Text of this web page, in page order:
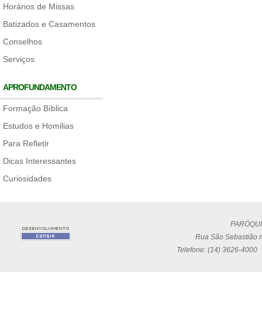
Horários de Missas
Batizados e Casamentos
Conselhos
Serviços
APROFUNDAMENTO
Formação Bíblica
Estudos e Homilias
Para Refletir
Dicas Interessantes
Curiosidades
Rua São Sebastião
Telefone: (14) 3626-